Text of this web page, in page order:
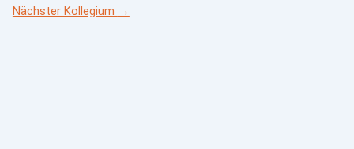
Nächster Kollegium →